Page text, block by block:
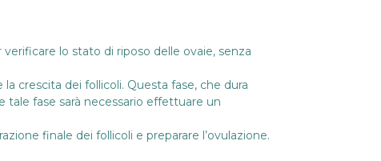
lo stato di riposo delle ovaie, senza
crescita dei follicoli. Questa fase, che dura
tale fase sarà necessario effettuare un
finale dei follicoli e preparare l’ovulazione.